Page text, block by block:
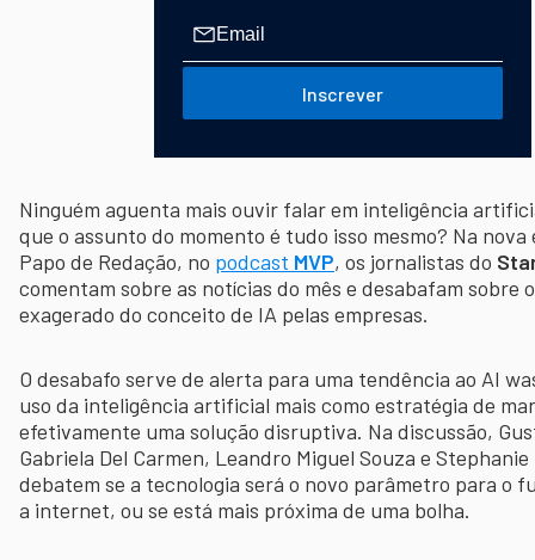
Inscrever
Ninguém aguenta mais ouvir falar em inteligência
que o assunto do momento é tudo isso mesmo? Na nova
Papo de Redação, no podcast MVP, os jornalistas do
comentam sobre as notícias do mês e desabafam sobre
exagerado do conceito de IA pelas empresas.
O desabafo serve de alerta para uma tendência ao AI
uso da inteligência artificial mais como estratégia de
efetivamente uma solução disruptiva. Na discussão,
Gabriela Del Carmen, Leandro Miguel Souza e Stephanie
debatem se a tecnologia será o novo parâmetro para o
a internet, ou se está mais próxima de uma bolha.